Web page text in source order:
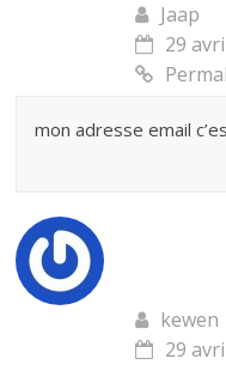
Jaap
29
mon adresse email
kewen
29